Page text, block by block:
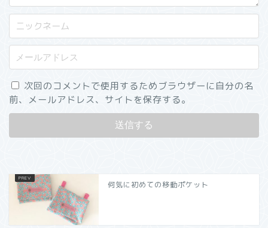
次回のコメントで使用するためブラウザーに自分の名
前、メールアドレス、サイトを保存する。
何気に初めての移動ポケット